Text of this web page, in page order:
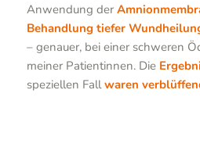
Anwendung der
Behandlung tiefer
– genauer, bei einer schweren
meiner Patientinnen. Die
speziellen Fallwaren